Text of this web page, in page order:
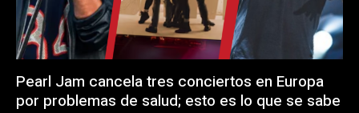
Pearl Jam cancela tres conciertos en Europa
por problemas de salud; esto es lo que se sabe